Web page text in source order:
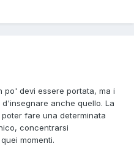
po' devi essere portata, ma i
anche quello. La
fare una determinata
concentrarsi
momenti.